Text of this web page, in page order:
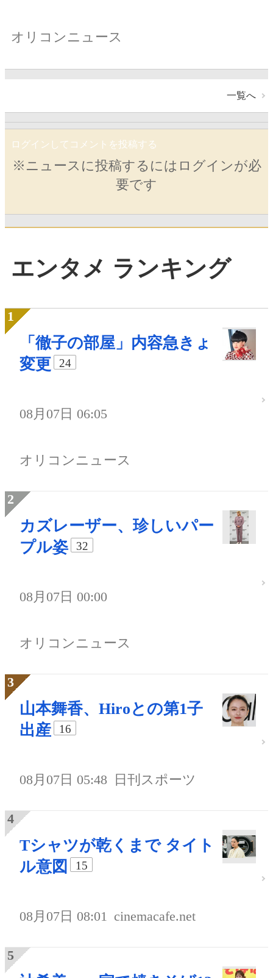
オリコンニュース
一覧へ
ログインしてコメントを投稿する
※ニュースに投稿するにはログインが必
要です
エンタメ ランキング
「徹子の部屋」内容急きょ
変更
24
08月07日 06:05
オリコンニュース
カズレーザー、珍しいパー
プル姿
32
08月07日 00:00
オリコンニュース
山本舞香、Hiroとの第1子
出産
16
08月07日 05:48 日刊スポーツ
Tシャツが乾くまで タイト
ル意図
15
08月07日 08:01 cinemacafe.net